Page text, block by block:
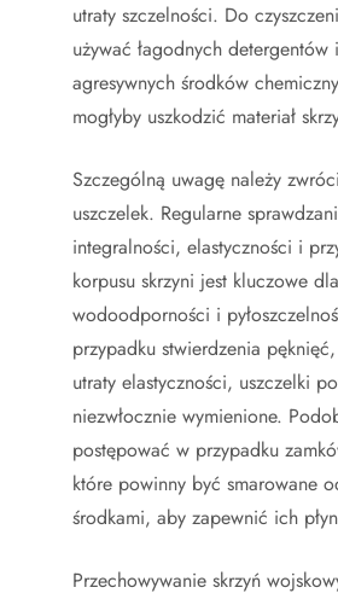
utraty szczelności. Do
używać łagodnych
agresywnych środków
mogłyby uszkodzić materiał
Szczególną uwagę należy
uszczelek. Regularne
integralności, elastyczności i
korpusu skrzyni jest kluczowe
wodoodporności i
przypadku stwierdzenia
utraty elastyczności, uszczelki
niezwłocznie wymienione.
postępować w przypadku
które powinny być smarowane
środkami, aby zapewnić ich
Przechowywanie skrzyń